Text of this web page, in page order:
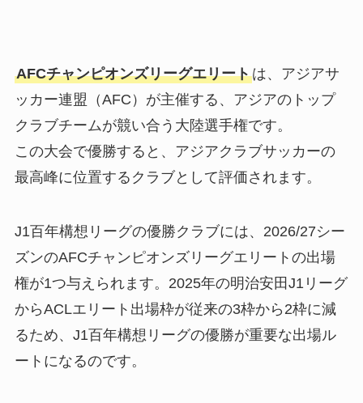
AFCチャンピオンズリーグエリートは、アジアサ
ッカー連盟（AFC）が主催する、アジアのトップ
クラブチームが競い合う大陸選手権です。
この大会で優勝すると、アジアクラブサッカーの
最高峰に位置するクラブとして評価されます。
J1百年構想リーグの優勝クラブには、2026/27シー
ズンのAFCチャンピオンズリーグエリートの出場
権が1つ与えられます。2025年の明治安田J1リーグ
からACLエリート出場枠が従来の3枠から2枠に減
るため、J1百年構想リーグの優勝が重要な出場ル
ートになるのです。